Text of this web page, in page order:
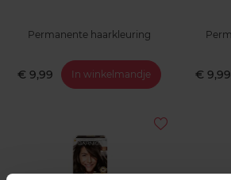
Permanente haarkleuring
€ 9,99 In winkelmandje € 9,99